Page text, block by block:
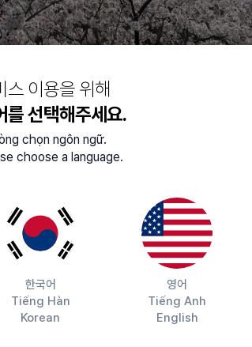
스 이용을 위해
를 선택해주세요.
chọn ngôn ngữ.
choose a language.
한국어
Tiếng Hàn
Korean
영어
Tiếng Anh
English